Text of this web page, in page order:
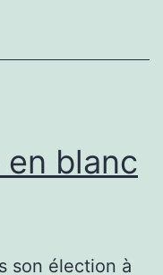
en blanc
son élection à